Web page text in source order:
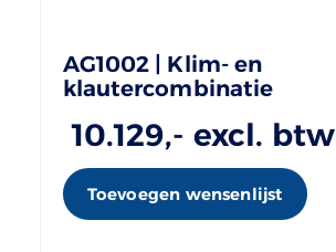
AG1002 | Klim- en
klautercombinatie
10.129,- excl. btw
Toevoegen wensenlijst